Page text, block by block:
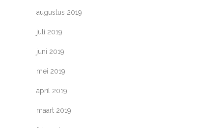
augustus 2019
juli 2019
juni 2019
mei 2019
april 2019
maart 2019